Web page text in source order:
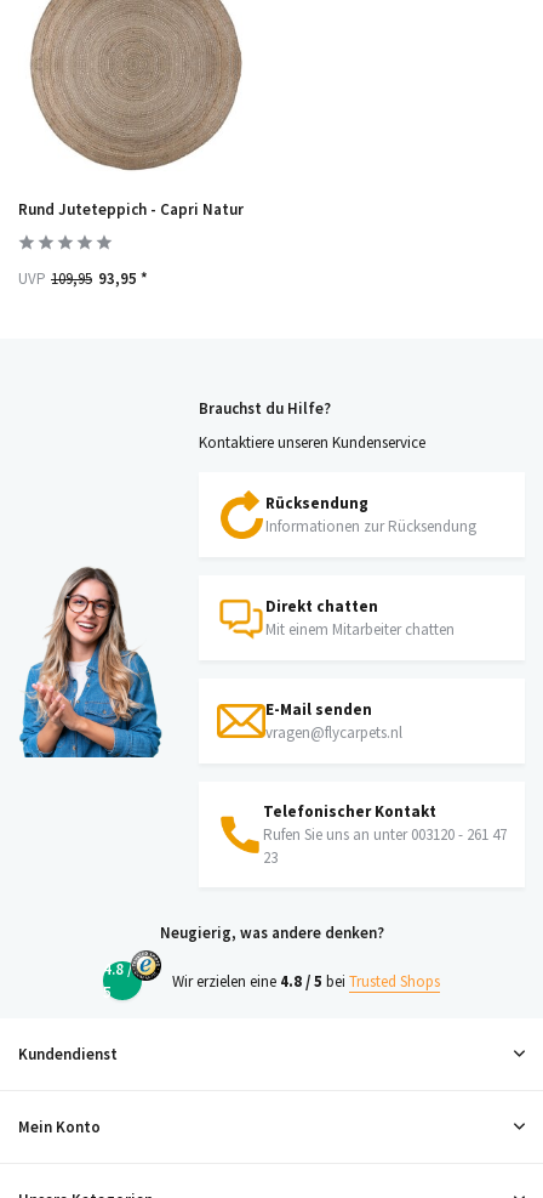
Rund Juteteppich - Capri Natur
UVP 109,95 93,95 *
Brauchst du Hilfe?
Kontaktiere unseren Kundenservice
Rücksendung
Informationen zur Rücksendung
Direkt chatten
Mit einem Mitarbeiter chatten
E-Mail senden
vragen@flycarpets.nl
Telefonischer Kontakt
Rufen Sie uns an unter 003120 - 261 47
23
Neugierig, was andere denken?
4.8 /
5
Wir erzielen eine 4.8 / 5 bei Trusted Shops
Kundendienst
Mein Konto